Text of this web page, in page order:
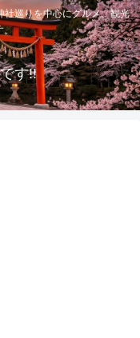
社巡りを中心にグルメ、観光
。
す!!